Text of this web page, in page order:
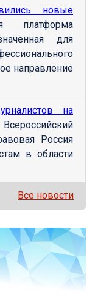
новые
платформа
для
направление
на
Всероссийский
Россия
в области
Все новости